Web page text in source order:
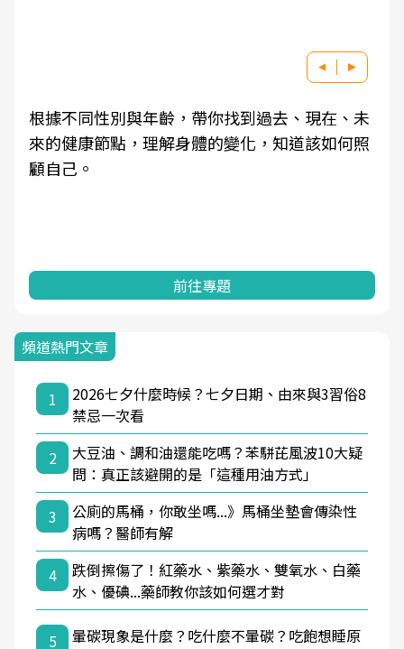
根據不同性別與年齡，帶你找到過去、現在、未
來的健康節點，理解身體的變化，知道該如何照
顧自己。
前往專題
頻道熱門文章
1
2026七夕什麼時候？七夕日期、由來與3習俗8
禁忌一次看
2
大豆油、調和油還能吃嗎？苯駢芘風波10大疑
問：真正該避開的是「這種用油方式」
3
公廁的馬桶，你敢坐嗎...》馬桶坐墊會傳染性
病嗎？醫師有解
4
跌倒擦傷了！紅藥水、紫藥水、雙氧水、白藥
水、優碘...藥師教你該如何選才對
5
暈碳現象是什麼？吃什麼不暈碳？吃飽想睡原